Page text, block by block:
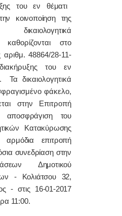
του εν θέματι
κοινοποίηση της
δικαιολογητικά
στο
48864/28-11-
του εν
Τα δικαιολογητικά
φάκελο,
στην Επιτροπή
του
Κατακύρωσης
επιτροπή
συνεδρίαση στην
Δημοτικού
- Κολιάτσου 32,
- στις 16-01-2017
11:00.